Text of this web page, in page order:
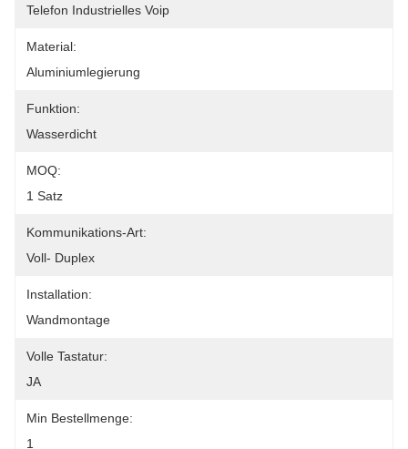
Telefon Industrielles Voip
Material:
Aluminiumlegierung
Funktion:
Wasserdicht
MOQ:
1 Satz
Kommunikations-Art:
Voll- Duplex
Installation:
Wandmontage
Volle Tastatur:
JA
Min Bestellmenge:
1